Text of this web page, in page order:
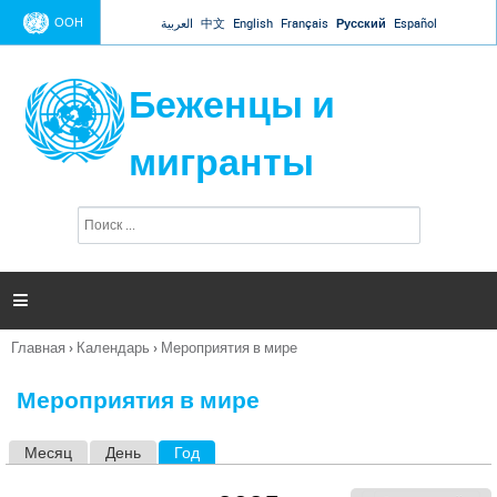
Jump to navigation
ООН العربية 中文 English Français Русский Español
Беженцы и
мигранты
п
и

Вы
Главная › Календарь › Мероприятия в мире
Мероприятия в мире
Месяц День Год